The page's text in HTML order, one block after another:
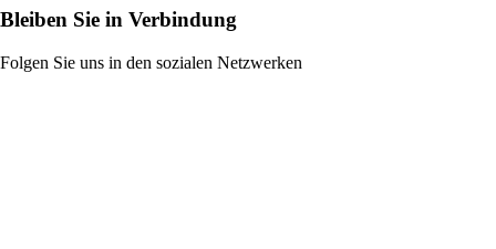
Bleiben Sie in Verbindung
Folgen Sie uns in den sozialen Netzwerken